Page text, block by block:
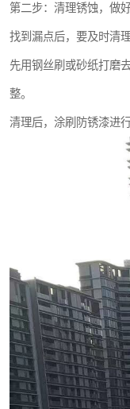
第二步：清理锈蚀，做
找到漏点后，要及时清
先用钢丝刷或砂纸打磨
整。
清理后，涂刷防锈漆进